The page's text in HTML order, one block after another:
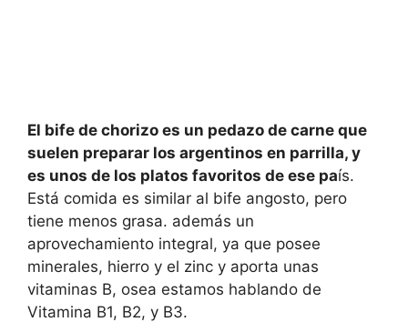
El bife de chorizo es un pedazo de carne que
suelen preparar los argentinos en parrilla, y
es unos de los platos favoritos de ese país.
Está comida es similar al bife angosto, pero
tiene menos grasa. además un
aprovechamiento integral, ya que posee
minerales, hierro y el zinc y aporta unas
vitaminas B, osea estamos hablando de
Vitamina B1, B2, y B3.